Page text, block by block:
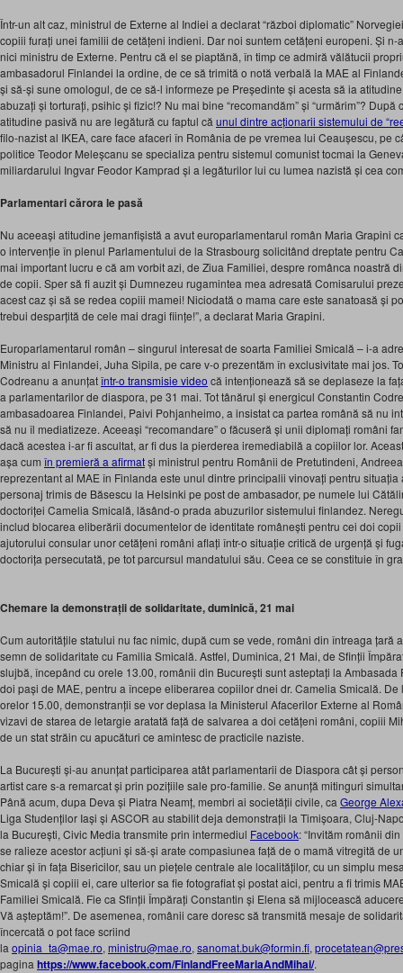
Într-un alt caz, ministrul de Externe al Indiei a declarat “război diplomatic”
copiii furați unei familii de cetățeni indieni. Dar noi suntem cetățeni europeni. Și n-
nici ministru de Externe. Pentru că el se piaptănă, în timp ce admiră vălătucii
ambasadorul Finlandei la ordine, de ce să trimită o notă verbală la MAE al
și să-și sune omologul, de ce să-l informeze pe Președinte și acesta să ia
abuzați și torturați, psihic și fizic!? Nu mai bine “recomandăm” și “urmărim”?
atitudine pasivă nu are legătură cu faptul că unul dintre acționarii sistemului de
filo-nazist al IKEA, care face afaceri în România de pe vremea lui Ceaușescu, pe
politice Teodor Meleșcanu se specializa pentru sistemul comunist tocmai la
miliardarului Ingvar Feodor Kamprad și a legăturilor lui cu lumea nazistă și cea
Parlamentari cărora le pasă
Nu aceeași atitudine jemanfișistă a avut europarlamentarul român Maria Grapini
o intervenție în plenul Parlamentului de la Strasbourg solicitând dreptate pentru
mai important lucru e că am vorbit azi, de Ziua Familiei, despre românca noastră
de copii. Sper să fi auzit și Dumnezeu rugamintea mea adresată Comisarului
acest caz și să se redea copiii mamei! Niciodată o mama care este sanatoasă și
trebui desparțită de cele mai dragi ființe!”, a declarat Maria Grapini.
Europarlamentarul român – singurul interesat de soarta Familiei Smicală – i-a
Ministru al Finlandei, Juha Sipila, pe care v-o prezentăm în exclusivitate mai jos.
Codreanu a anunțatîntr-o transmisie video că intenționează să se deplaseze la
a parlamentarilor de diaspora, pe 31 mai. Tot tânărul și energicul Constantin
ambasadoarea Finlandei, Paivi Pohjanheimo, a insistat ca partea română să nu
să nu îl mediatizeze. Aceeași “recomandare” o făcuseră și unii diplomați români
dacă acestea i-ar fi ascultat, ar fi dus la pierderea iremediabilă a copiilor lor.
așa cum în premieră a afirmatși ministrul pentru Românii de Pretutindeni,
reprezentant al MAE în Finlanda este unul dintre principalii vinovați pentru
personaj trimis de Băsescu la Helsinki pe post de ambasador, pe numele lui
doctoriței Camelia Smicală, lăsând-o prada abuzurilor sistemului finlandez.
includ blocarea eliberării documentelor de identitate românești pentru cei doi
ajutorului consular unor cetățeni români aflați într-o situație critică de urgență și
doctorița persecutată, pe tot parcursul mandatului său. Ceea ce se constituie în
Chemare la demonstrații de solidaritate, duminică, 21 mai
Cum autoritățile statului nu fac nimic, după cum se vede, români din întreaga țară
semn de solidaritate cu Familia Smicală. Astfel, Duminica, 21 Mai, de Sfinții
slujbă, începând cu orele 13.00, românii din București sunt asteptați la Ambasada
doi pași de MAE, pentru a începe eliberarea copiilor dnei dr. Camelia Smicală.
orelor 15.00, demonstranții se vor deplasa la Ministerul Afacerilor Externe al
vizavi de starea de letargie aratată față de salvarea a doi cetățeni români, copiii
de un stat străin cu apucături ce amintesc de practicile naziste.
La București și-au anunțat participarea atât parlamentarii de Diaspora cât și
artist care s-a remarcat și prin pozițiile sale pro-familie. Se anunță mitinguri
Până acum, dupa Deva și Piatra Neamț, membri ai societății civile, ca George
Liga Studenților Iași și ASCOR au stabilit deja demonstrații la Timișoara, Cluj-
la București, Civic Media transmite prin intermediul Facebook: “Invităm românii
se ralieze acestor acțiuni și să-și arate compasiunea față de o mamă vitregită de
chiar și în fața Bisericilor, sau un piețele centrale ale localităților, cu un simplu
Smicală și copiii ei, care ulterior sa fie fotografiat și postat aici, pentru a fi trimis
Familiei Smicală. Fie ca Sfinții Împărați Constantin și Elena să mijlocească
Vă așteptăm!”. De asemenea, românii care doresc să transmită mesaje de
încercată o pot face scriind
la opinia_ta@mae.ro, ministru@mae.ro, sanomat.buk@formin.fi,
pagina https://www.facebook.com/FinlandFreeMariaAndMihai/.